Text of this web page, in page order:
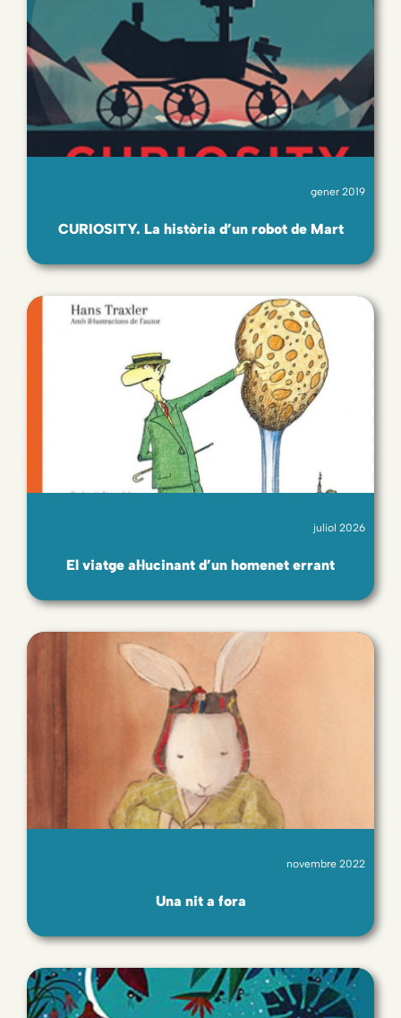
gener 2019
CURIOSITY. La història d’un robot de Mart
juliol 2026
El viatge al·lucinant d’un homenet errant
novembre 2022
Una nit a fora